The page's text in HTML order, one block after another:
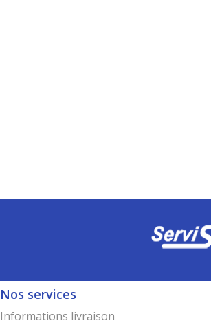
Nos services
Informations livraison